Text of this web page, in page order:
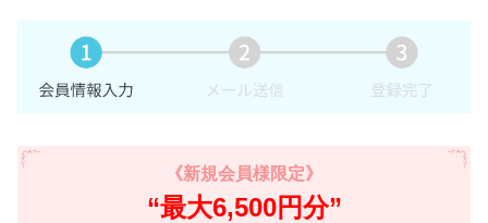
《新規会員様限定》
“最大6,500円分”